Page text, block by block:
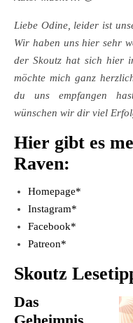
Liebe Odine, leider ist
Wir haben uns hier sehr
der Skoutz hat sich hier
möchte mich ganz
du uns empfangen
wünschen wir dir viel
Hier gibt es
Raven:
Homepage*
Instagram*
Facebook*
Patreon*
Skoutz
Das